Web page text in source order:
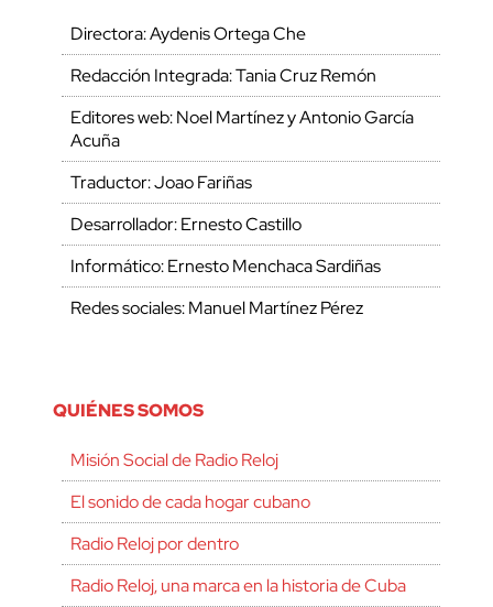
Directora: Aydenis Ortega Che
Redacción Integrada: Tania Cruz Remón
Editores web: Noel Martínez y Antonio García
Acuña
Traductor: Joao Fariñas
Desarrollador: Ernesto Castillo
Informático: Ernesto Menchaca Sardiñas
Redes sociales: Manuel Martínez Pérez
QUIÉNES SOMOS
Misión Social de Radio Reloj
El sonido de cada hogar cubano
Radio Reloj por dentro
Radio Reloj, una marca en la historia de Cuba